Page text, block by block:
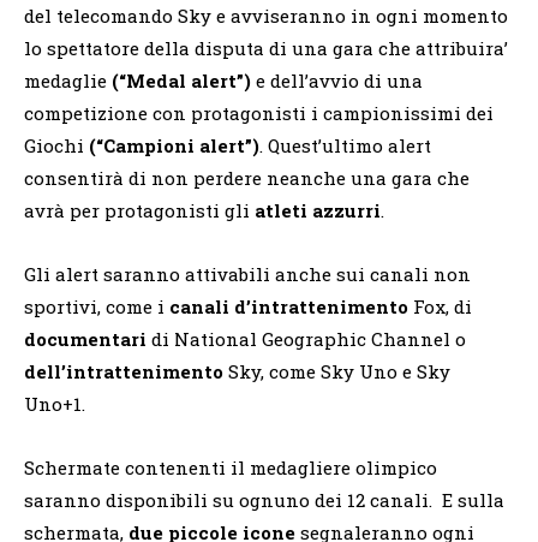
del telecomando Sky e avviseranno in ogni momento
lo spettatore della disputa di una gara che attribuira’
medaglie (“Medal alert”) e dell’avvio di una
competizione con protagonisti i campionissimi dei
Giochi (“Campioni alert”). Quest’ultimo alert
consentirà di non perdere neanche una gara che
avrà per protagonisti gli atleti azzurri.
Gli alert saranno attivabili anche sui canali non
sportivi, come i canali d’intrattenimento Fox, di
documentari di National Geographic Channel o
dell’intrattenimento Sky, come Sky Uno e Sky
Uno+1.
Schermate contenenti il medagliere olimpico
saranno disponibili su ognuno dei 12 canali. E sulla
schermata, due piccole icone segnaleranno ogni